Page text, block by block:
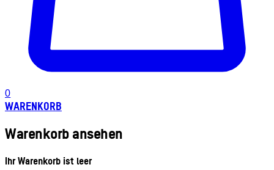
0
WARENKORB
Warenkorb ansehen
Ihr Warenkorb ist leer